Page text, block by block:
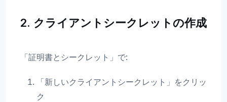
2. クライアントシークレットの作成
「証明書とシークレット」で:
「新しいクライアントシークレット」をクリッ
ク